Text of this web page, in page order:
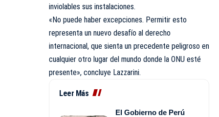
inviolables sus instalaciones.
«No puede haber excepciones. Permitir esto
representa un nuevo desafío al derecho
internacional, que sienta un precedente peligroso en
cualquier otro lugar del mundo donde la ONU esté
presente», concluye Lazzarini.
Leer Más
El Gobierno de Perú